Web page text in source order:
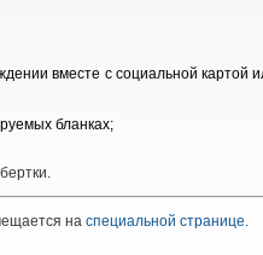
вместе с социальной
бланках;
на специальной странице.